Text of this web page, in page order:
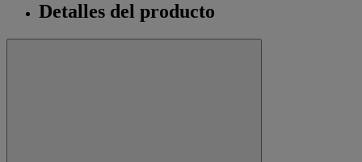
Detalles del producto